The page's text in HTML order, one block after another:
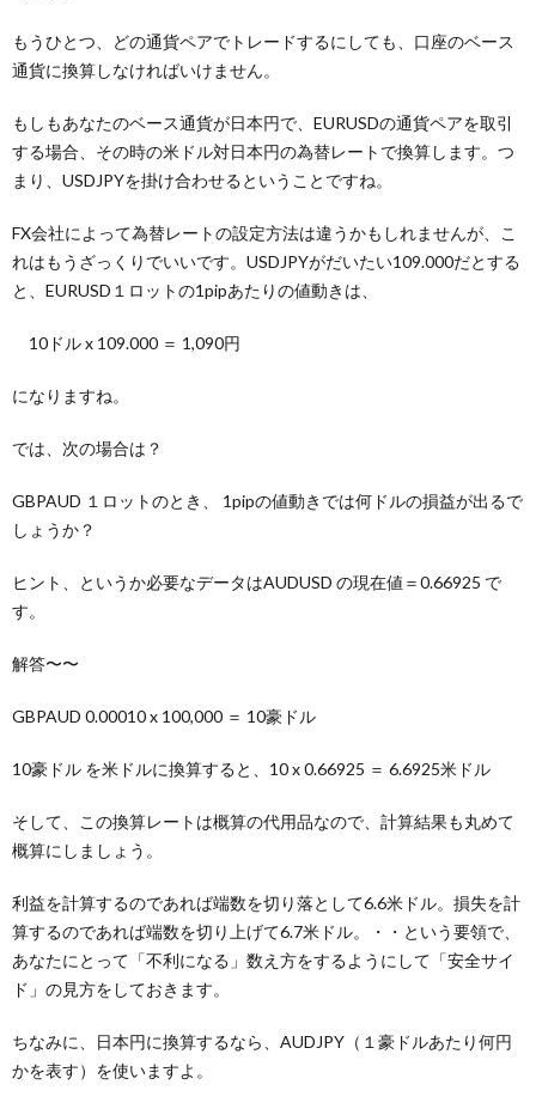
もうひとつ、どの通貨ペアでトレードするにしても、口座のベース
通貨に換算しなければいけません。
もしもあなたのベース通貨が日本円で、EURUSDの通貨ペアを取引
する場合、その時の米ドル対日本円の為替レートで換算します。つ
まり、USDJPYを掛け合わせるということですね。
FX会社によって為替レートの設定方法は違うかもしれませんが、こ
れはもうざっくりでいいです。USDJPYがだいたい109.000だとする
と、EURUSD１ロットの1pipあたりの値動きは、
10ドル x 109.000 ＝ 1,090円
になりますね。
では、次の場合は？
GBPAUD １ロットのとき、 1pipの値動きでは何ドルの損益が出るで
しょうか？
ヒント、というか必要なデータはAUDUSD の現在値＝0.66925 で
す。
解答〜〜
GBPAUD 0.00010 x 100,000 ＝ 10豪ドル
10豪ドル を米ドルに換算すると、10 x 0.66925 ＝ 6.6925米ドル
そして、この換算レートは概算の代用品なので、計算結果も丸めて
概算にしましょう。
利益を計算するのであれば端数を切り落として6.6米ドル。損失を計
算するのであれば端数を切り上げて6.7米ドル。・・という要領で、
あなたにとって「不利になる」数え方をするようにして「安全サイ
ド」の見方をしておきます。
ちなみに、日本円に換算するなら、AUDJPY（１豪ドルあたり何円
かを表す）を使いますよ。